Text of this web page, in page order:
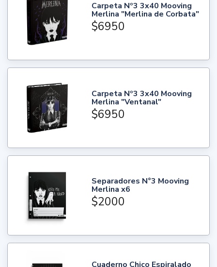
Carpeta Nº3 3x40 Mooving
Merlina "Merlina de Corbata"
$6950
Carpeta Nº3 3x40 Mooving
Merlina "Ventanal"
$6950
Separadores N°3 Mooving
Merlina x6
$2000
Cuaderno Chico Espiralado